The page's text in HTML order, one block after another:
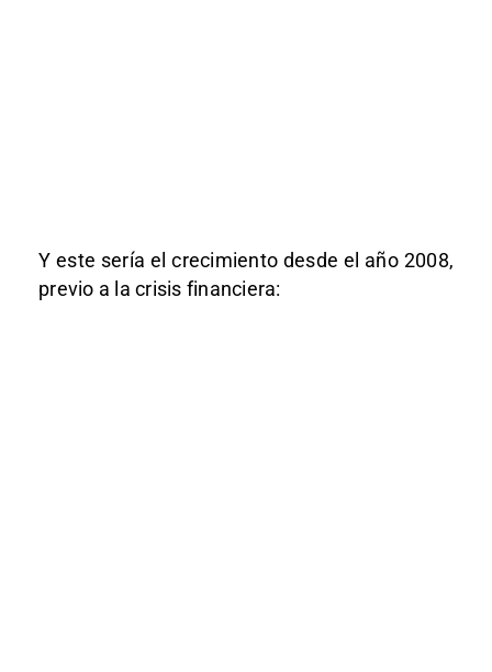
Y este sería el crecimiento desde el año 2008,
previo a la crisis financiera: